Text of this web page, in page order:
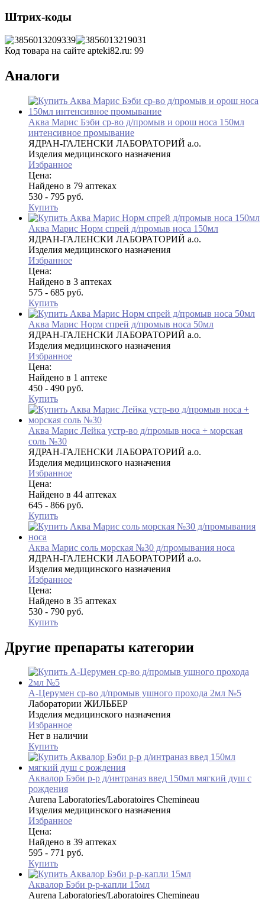
Штрих-коды
Код товара на сайте apteki82.ru: 99
Аналоги
Аква Марис Бэби ср-во д/промыв и орош носа 150мл
интенсивное промывание
ЯДРАН-ГАЛЕНСКИ ЛАБОРАТОРИЙ а.о.
Изделия медицинского назначения
Избранное
Цена:
Найдено в 79 аптеках
530 - 795 руб.
Купить
Аква Марис Норм спрей д/промыв носа 150мл
ЯДРАН-ГАЛЕНСКИ ЛАБОРАТОРИЙ а.о.
Изделия медицинского назначения
Избранное
Цена:
Найдено в 3 аптеках
575 - 685 руб.
Купить
Аква Марис Норм спрей д/промыв носа 50мл
ЯДРАН-ГАЛЕНСКИ ЛАБОРАТОРИЙ а.о.
Изделия медицинского назначения
Избранное
Цена:
Найдено в 1 аптеке
450 - 490 руб.
Купить
Аква Марис Лейка устр-во д/промыв носа + морская
соль №30
ЯДРАН-ГАЛЕНСКИ ЛАБОРАТОРИЙ а.о.
Изделия медицинского назначения
Избранное
Цена:
Найдено в 44 аптеках
645 - 866 руб.
Купить
Аква Марис соль морская №30 д/промывания носа
ЯДРАН-ГАЛЕНСКИ ЛАБОРАТОРИЙ а.о.
Изделия медицинского назначения
Избранное
Цена:
Найдено в 35 аптеках
530 - 790 руб.
Купить
Другие препараты категории
А-Церумен ср-во д/промыв ушного прохода 2мл №5
Лаборатории ЖИЛЬБЕР
Изделия медицинского назначения
Избранное
Нет в наличии
Купить
Аквалор Бэби р-р д/интраназ введ 150мл мягкий душ с
рождения
Aurena Laboratories/Laboratoires Chemineau
Изделия медицинского назначения
Избранное
Цена:
Найдено в 39 аптеках
595 - 771 руб.
Купить
Аквалор Бэби р-р-капли 15мл
Aurena Laboratories/Laboratoires Chemineau